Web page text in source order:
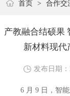
首页 > 合作交
产教融合结硕
新材料现代
发布日期
6 月 9 日，智